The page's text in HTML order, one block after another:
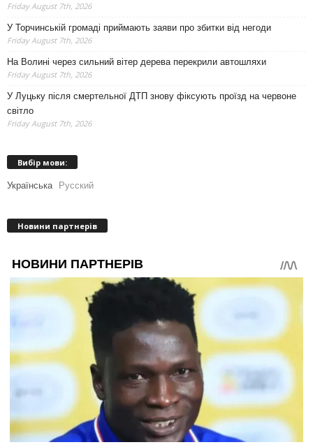
Friday August 7th, 2026
У Торчинській громаді приймають заяви про збитки від негоди
Friday August 7th, 2026
На Волині через сильний вітер дерева перекрили автошляхи
Friday August 7th, 2026
У Луцьку після смертельної ДТП знову фіксують проїзд на червоне
світло
Friday August 7th, 2026
Вибір мови:
Українська Русский
Новини партнерів